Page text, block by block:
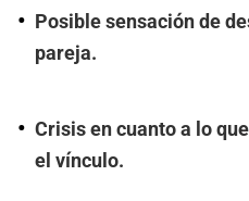
Posible sensación de
pareja.
Crisis en cuanto a lo
el vínculo.